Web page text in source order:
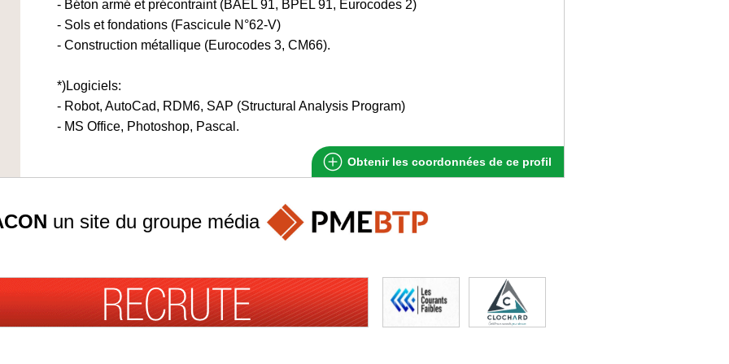
- Béton armé et précontraint (BAEL 91, BPEL 91, Eurocodes 2)
- Sols et fondations (Fascicule N°62-V)
- Construction métallique (Eurocodes 3, CM66).
*)Logiciels:
- Robot, AutoCad, RDM6, SAP (Structural Analysis Program)
- MS Office, Photoshop, Pascal.
Obtenir les coordonnées de ce profil
un site du groupe média